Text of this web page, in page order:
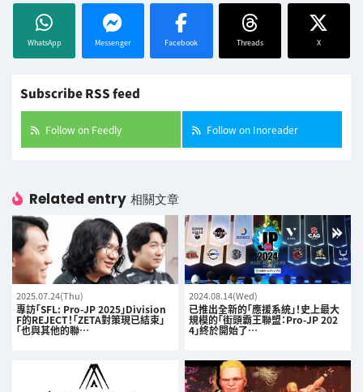
WhatsApp Messenger Facebook Threads X
Subscribe RSS feed
Follow on Feedly Follow on Inoreader
Related entry 相關文章
2025.07.24(Thu)
專訪「SFL: Pro-JP 2025」Division
F的REJECT！「ZETA對策現已結束」
「也與其他的聯…
2024.08.14(Wed)
已推出全新的「應援系統」！史上最大
規模的「街頭霸王聯盟：Pro-JP 202
4」終於開始了…